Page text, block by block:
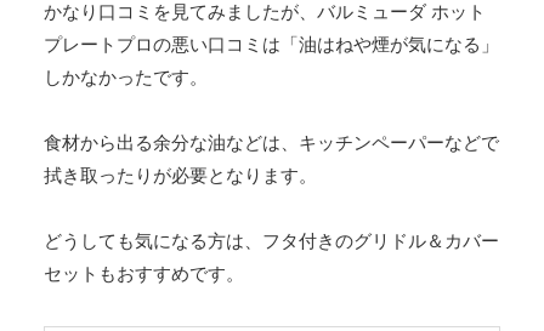
かなり口コミを見てみましたが、バルミューダ ホット
プレートプロの悪い口コミは「油はねや煙が気になる」
しかなかったです。
食材から出る余分な油などは、キッチンペーパーなどで
拭き取ったりが必要となります。
どうしても気になる方は、フタ付きのグリドル＆カバー
セットもおすすめです。